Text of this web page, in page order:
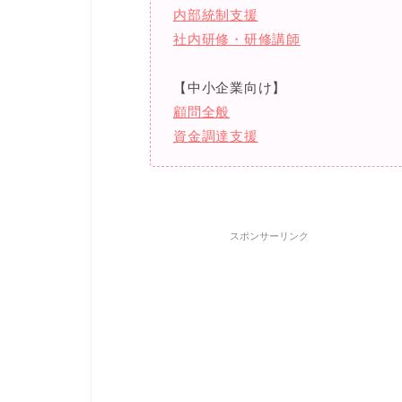
内部統制支援
社内研修・研修講師
【中小企業向け】
顧問全般
資金調達支援
スポンサーリンク